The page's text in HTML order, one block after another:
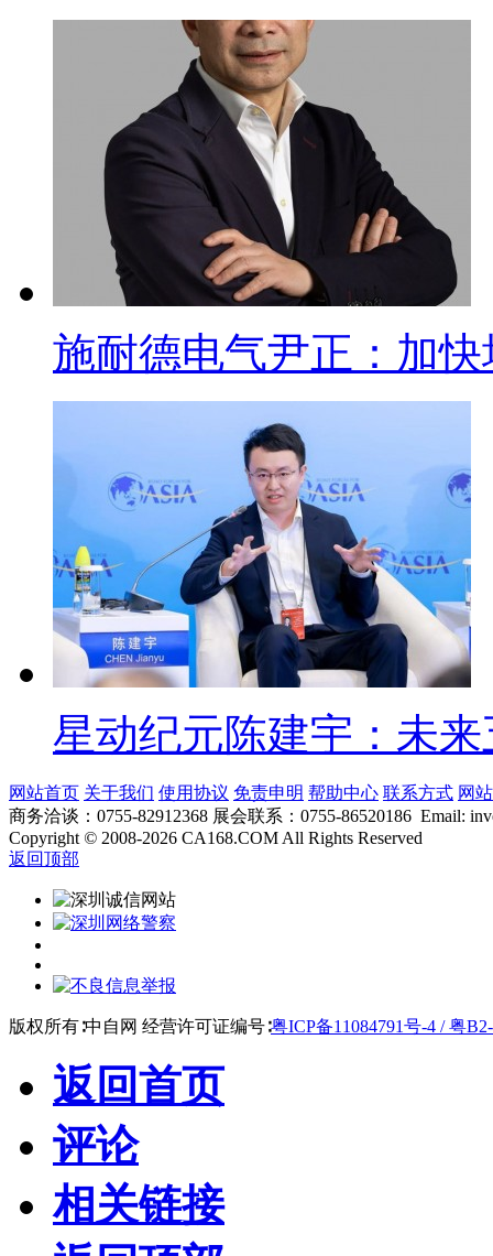
施耐德电气尹正：加快
星动纪元陈建宇：未来
网站首页 关于我们 使用协议 免责申明 帮助中心 联系方式 网
商务洽谈：0755-82912368 展会联系：0755-86520186 Email:
Copyright © 2008-2026 CA168.COM All Rights Reserved
返回顶部
版权所有∶中自网 经营许可证编号∶粤ICP备11084791号-4 / 粤
返回首页
评论
相关链接